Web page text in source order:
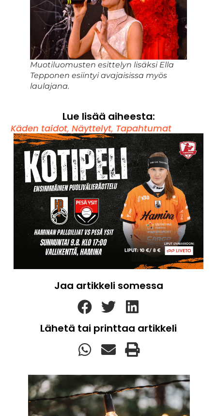
Muotiluomusten esittelyn lisäksi Ella
Tepponen esiintyi avajaisissa myös
laulajana.
Lue lisää aiheesta:
Käden taidot,Näyttelyt, Tapahtumat
Jaa artikkeli somessa
Lähetä tai printtaa artikkeli